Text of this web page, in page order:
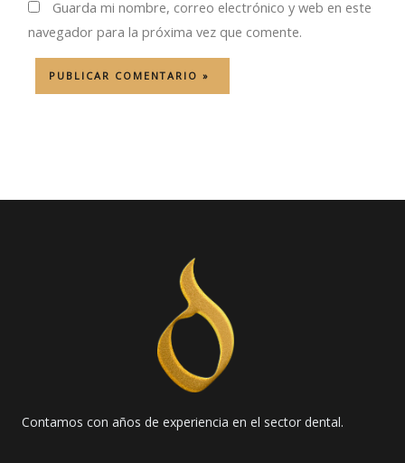
Guarda mi nombre, correo electrónico y web en este
navegador para la próxima vez que comente.
Contamos con años de experiencia en el sector dental.